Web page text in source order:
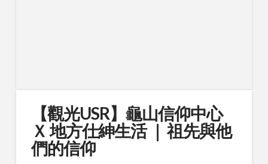
【觀光USR】龜山信仰中心
Ｘ 地方仕紳生活 ｜ 祖先與他
們的信仰